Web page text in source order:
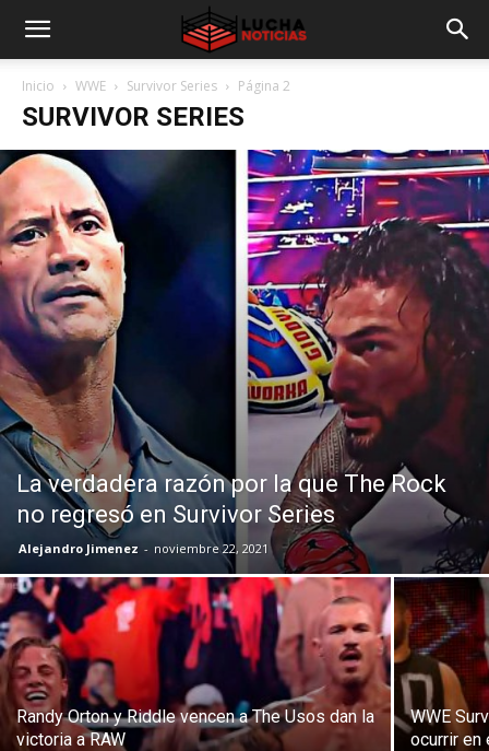
Inicio WWE Survivor Series Página 2
SURVIVOR SERIES
La verdadera razón por la que The Rock
no regresó en Survivor Series
Alejandro Jimenez - noviembre 22, 2021
Randy Orton y Riddle vencen a The Usos dan la
victoria a RAW
WWE
ocurrir en